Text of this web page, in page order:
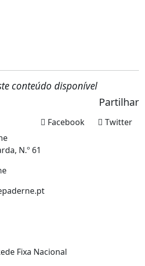
conteúdo disponível
Partilhar
Twitter
Facebook
N.º 61
Fixa Nacional